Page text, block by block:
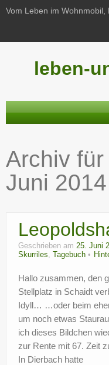
Vom Leben im
leben-
Reiseberichte
Unterwegs
Freizeit
Wohnmobil-Technik
?
Archiv für
Juni 2014
Geschrieben am 25. Juni
Skurriles, Tagebuch
Hallo zusammen, den
Stellplatz in Schaidt
Idyll… …oder beim
um noch etwas
ich dieses Bildchen
zur Rente mit 67. Zeit
In Dierbach hatte